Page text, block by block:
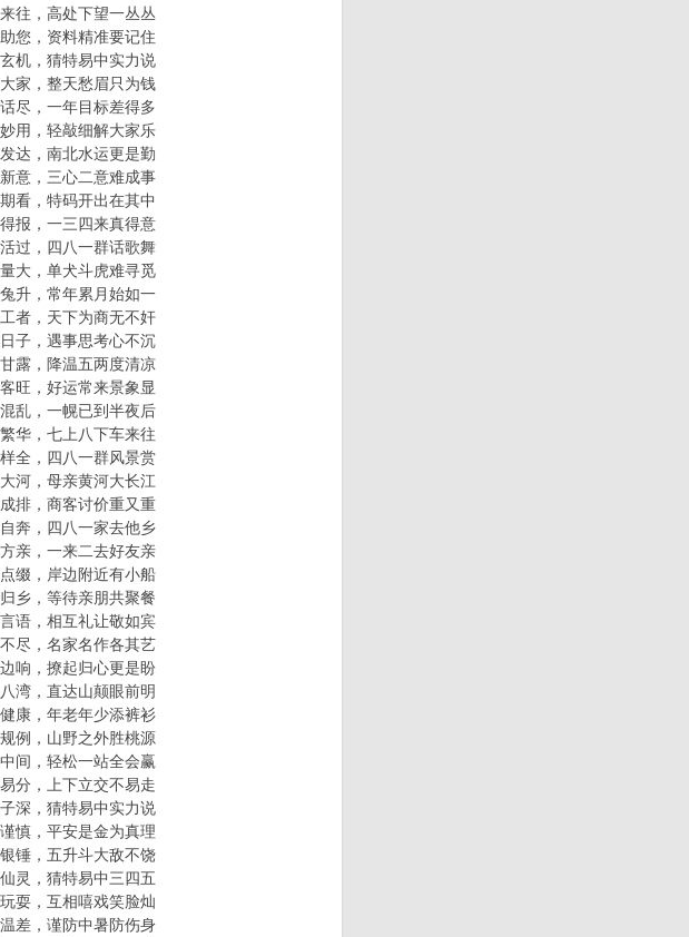
往，高处下望一丛丛
您，资料精准要记住
机，猜特易中实力说
家，整天愁眉只为钱
尽，一年目标差得多
用，轻敲细解大家乐
达，南北水运更是勤
意，三心二意难成事
看，特码开出在其中
报，一三四来真得意
过，四八一群话歌舞
大，单犬斗虎难寻觅
升，常年累月始如一
者，天下为商无不奸
子，遇事思考心不沉
露，降温五两度清凉
旺，好运常来景象显
乱，一幌已到半夜后
华，七上八下车来往
全，四八一群风景赏
河，母亲黄河大长江
排，商客讨价重又重
奔，四八一家去他乡
亲，一来二去好友亲
缀，岸边附近有小船
乡，等待亲朋共聚餐
语，相互礼让敬如宾
尽，名家名作各其艺
响，撩起归心更是盼
湾，直达山颠眼前明
康，年老年少添裤衫
例，山野之外胜桃源
间，轻松一站全会赢
分，上下立交不易走
深，猜特易中实力说
慎，平安是金为真理
锤，五升斗大敌不饶
灵，猜特易中三四五
耍，互相嘻戏笑脸灿
差，谨防中暑防伤身